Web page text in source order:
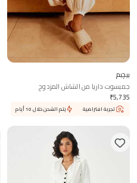
بيچبم
جمبسوت داريا من الشاش المزدوج
₹5,735
تجربة افتراضية يتم الشحن خلال 10 أيام